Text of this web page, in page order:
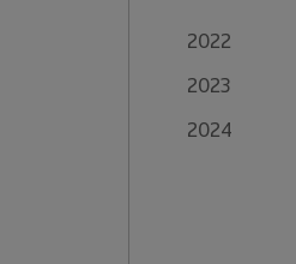
2022
2023
2024